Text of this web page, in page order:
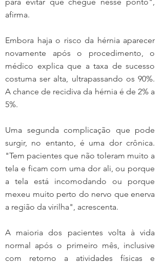
afirma.
Embora haja o risco da hérnia aparecer
novamente após o procedimento, o
médico explica que a taxa de sucesso
costuma ser alta, ultrapassando os 90%.
A chance de recidiva da hérnia é de 2% a
5%.
Uma segunda complicação que pode
surgir, no entanto, é uma dor crônica.
"Tem pacientes que não toleram muito a
tela e ficam com uma dor ali, ou porque
a tela está incomodando ou porque
mexeu muito perto do nervo que enerva
a região da virilha", acrescenta.
A maioria dos pacientes volta à vida
normal após o primeiro mês, inclusive
com retorno a atividades físicas e